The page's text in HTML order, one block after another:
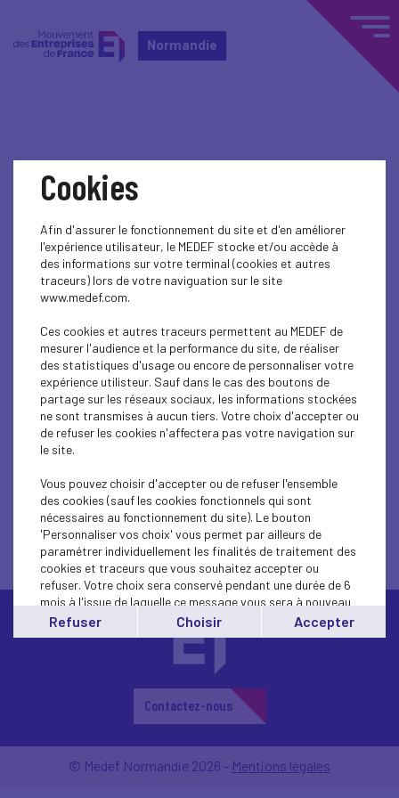
Normandie
Événements nationaux
DANS LES MÉDIAS
DANS LES MÉDIAS
DANS LES MÉDIAS
DANS LES MÉDIAS
DANS LES MÉDIAS
Contactez-nous
© Medef Normandie 2026 - Mentions légales
Cookies
Afin d'assurer le fonctionnement du site et d'en améliorer
l'expérience utilisateur, le MEDEF stocke et/ou accède à
des informations sur votre terminal (cookies et autres
traceurs) lors de votre naviguation sur le site
www.medef.com.
Ces cookies et autres traceurs permettent au MEDEF de
mesurer l'audience et la performance du site, de réaliser
des statistiques d'usage ou encore de personnaliser votre
expérience utilisteur. Sauf dans le cas des boutons de
partage sur les réseaux sociaux, les informations stockées
ne sont transmises à aucun tiers. Votre choix d'accepter ou
de refuser les cookies n'affectera pas votre navigation sur
le site.
Vous pouvez choisir d'accepter ou de refuser l'ensemble
des cookies (sauf les cookies fonctionnels qui sont
nécessaires au fonctionnement du site). Le bouton
'Personnaliser vos choix' vous permet par ailleurs de
paramétrer individuellement les finalités de traitement des
cookies et traceurs que vous souhaitez accepter ou
refuser. Votre choix sera conservé pendant une durée de 6
mois à l'issue de laquelle ce message vous sera à nouveau
affiché..
Vous pouvez modifier votre choix à tout moment en
'cookies'en bas de page.
Refuser Choisir Accepter